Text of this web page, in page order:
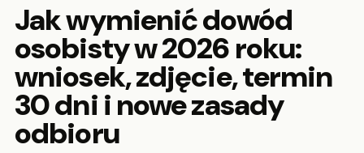
Jak wymienić dowód
osobisty w 2026 roku:
wniosek, zdjęcie, termin
30 dni i nowe zasady
odbioru